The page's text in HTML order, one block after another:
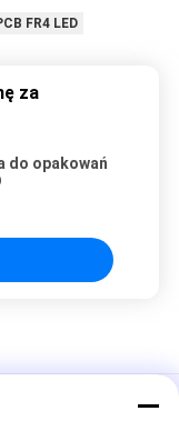
FR4 LED
za
do opakowań